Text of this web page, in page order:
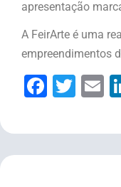
apresentação
A FeirArte é uma
empreendimentos